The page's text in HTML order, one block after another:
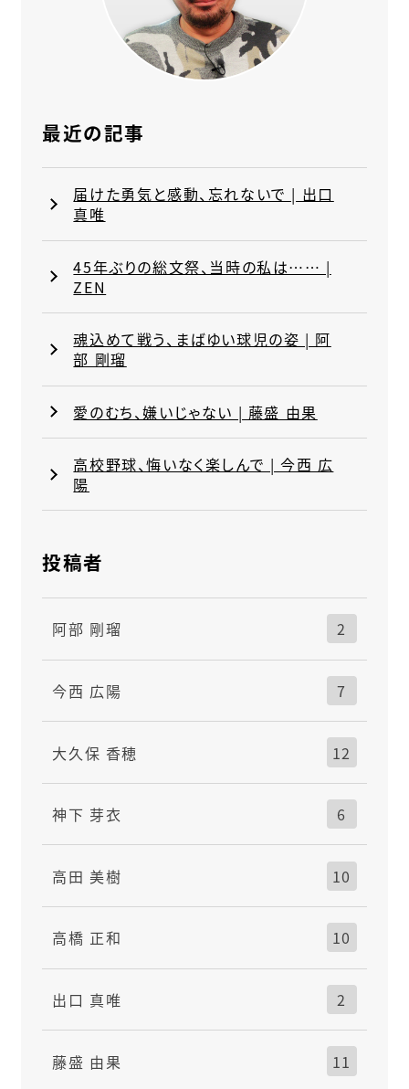
最近の記事
届けた勇気と感動、忘れないで | 出口
真唯
45年ぶりの総文祭、当時の私は…… |
ZEN
魂込めて戦う、まばゆい球児の姿 | 阿
部 剛瑠
愛のむち、嫌いじゃない | 藤盛 由果
高校野球、悔いなく楽しんで | 今西 広
陽
投稿者
阿部 剛瑠 2
今西 広陽 7
大久保 香穂 12
神下 芽衣 6
高田 美樹 10
高橋 正和 10
出口 真唯 2
藤盛 由果 11